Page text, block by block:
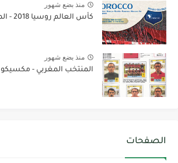
منذ بضع شهور
كأس العالم روسيا 2018 - المغرب
منذ بضع شهور
المنتخب المغربي - مكسيكو 70
الصفحات